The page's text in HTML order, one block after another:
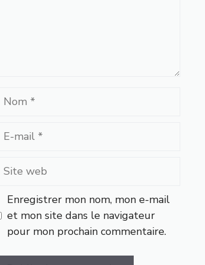
Nom
Site
Enregistrer mon nom, mon e-mail
et mon site dans le navigateur
pour mon prochain commentaire.